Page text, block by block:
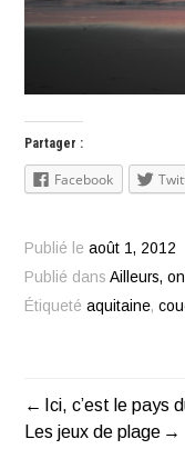
Partager :
Facebook
Publié leaoût 1, 2012
Publié dansAilleurs,
Étiquetéaquitaine,
Navigation
Ici, c’est le pays
Les jeux de plage